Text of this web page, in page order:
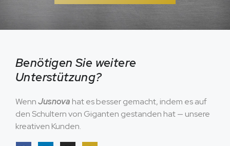
Benötigen Sie weitere
Unterstützung?
WennJusnova hat es besser gemacht, indem es auf
den Schultern von Giganten gestanden hat — unsere
kreativen Kunden.